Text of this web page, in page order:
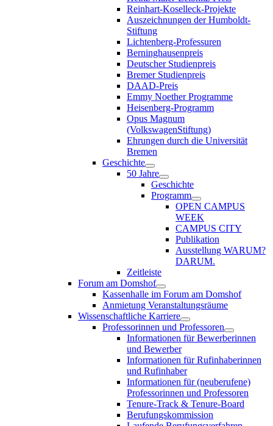
Reinhart-Koselleck-Projekte
Auszeichnungen der Humboldt-
Stiftung
Lichtenberg-Professuren
Berninghausenpreis
Deutscher Studienpreis
Bremer Studienpreis
DAAD-Preis
Emmy Noether Programme
Heisenberg-Programm
Opus Magnum
(VolkswagenStiftung)
Ehrungen durch die Universität
Bremen
Geschichte
50 Jahre
Geschichte
Programm
OPEN CAMPUS
WEEK
CAMPUS CITY
Publikation
Ausstellung WARUM?
DARUM.
Zeitleiste
Forum am Domshof
Kassenhalle im Forum am Domshof
Anmietung Veranstaltungsräume
Wissenschaftliche Karriere
Professorinnen und Professoren
Informationen für Bewerberinnen
und Bewerber
Informationen für Rufinhaberinnen
und Rufinhaber
Informationen für (neuberufene)
Professorinnen und Professoren
Tenure-Track & Tenure-Board
Berufungskommission